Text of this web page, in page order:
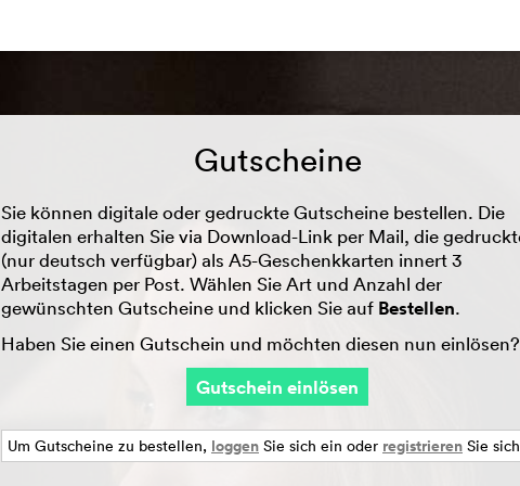
Gutscheine
Sie können digitale oder gedruckte Gutscheine bestellen. Die
digitalen erhalten Sie via Download-Link per Mail, die
(nur deutsch verfügbar) als A5-Geschenkkarten innert 3
Arbeitstagen per Post. Wählen Sie Art und Anzahl der
gewünschten Gutscheine und klicken Sie auf Bestellen.
Haben Sie einen Gutschein und möchten diesen nun einlösen?
Gutschein einlösen
Um Gutscheine zu bestellen, loggen Sie sich ein oder registrieren Sie